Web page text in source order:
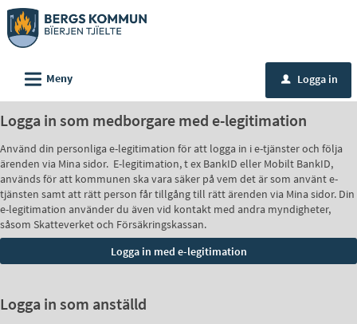
Välkommen
till
tjänster
-
Bergs
kommun
L Meny u Logga in
Logga in som medborgare med e-legitimation
Använd din personliga e-legitimation för att logga in i e-tjänster och följa
ärenden via Mina sidor. E-legitimation, t ex BankID eller Mobilt BankID,
används för att kommunen ska vara säker på vem det är som använt e-
tjänsten samt att rätt person får tillgång till rätt ärenden via Mina sidor. Din
e-legitimation använder du även vid kontakt med andra myndigheter,
såsom Skatteverket och Försäkringskassan.
Logga in som anställd